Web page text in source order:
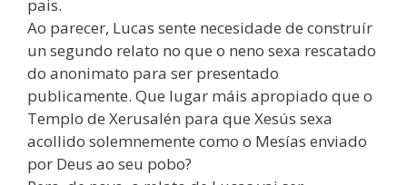
pais.
Ao parecer, Lucas sente necesidade de construír
un segundo relato no que o neno sexa rescatado
do anonimato para ser presentado
publicamente. Que lugar máis apropiado que o
Templo de Xerusalén para que Xesús sexa
acollido solemnemente como o Mesías enviado
por Deus ao seu pobo?